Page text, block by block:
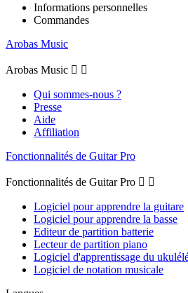
Informations personnelles
Commandes
Arobas Music
Arobas Music  
Qui sommes-nous ?
Presse
Aide
Affiliation
Fonctionnalités de Guitar Pro
Fonctionnalités de Guitar Pro  
Logiciel pour apprendre la guitare
Logiciel pour apprendre la basse
Editeur de partition batterie
Lecteur de partition piano
Logiciel d'apprentissage du
Logiciel de notation musicale